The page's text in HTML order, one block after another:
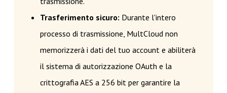
Trasferimento sicuro: Durante l'intero
processo di trasmissione, MultCloud non
memorizzerà i dati del tuo account e abiliterà
il sistema di autorizzazione OAuth e la
crittografia AES a 256 bit per garantire la